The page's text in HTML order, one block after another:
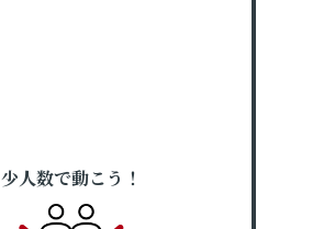
少人数で動こう！